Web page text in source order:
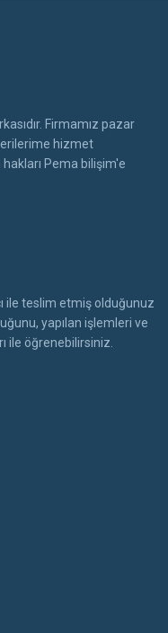
Firmamız pazar
hizmet
Pema bilişim'e
ile teslim etmiş olduğunuz
yapılan işlemleri ve
ile öğrenebilirsiniz.